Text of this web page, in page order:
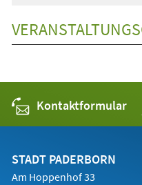
Kontaktformular
STADT PADERBORN
Am Hoppenhof 33